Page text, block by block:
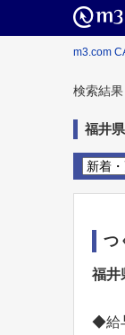
m3.com
検索結果
福井
つ
福井
◆給